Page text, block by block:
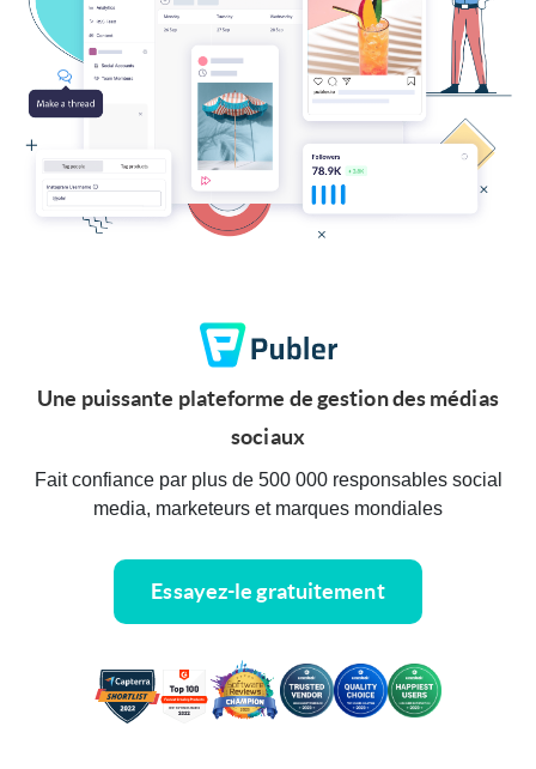
Une puissante plateforme de gestion des médias
sociaux
Fait confiance par plus de 500 000 responsables social
media, marketeurs et marques mondiales
Essayez-le gratuitement